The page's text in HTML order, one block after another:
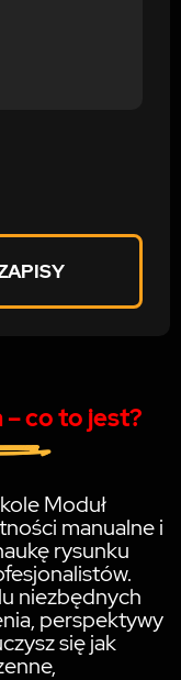
– co to jest?
Moduł
manualne i
rysunku
niezbędnych
perspektywy
się jak